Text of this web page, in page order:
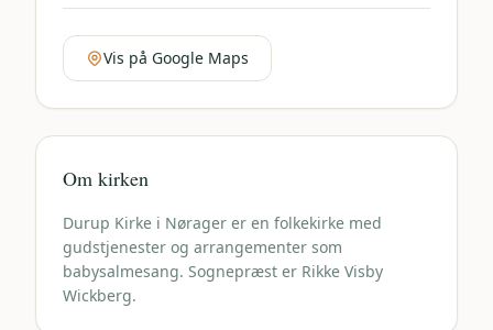
Vis på Google Maps
Om kirken
Durup Kirke i Nørager er en folkekirke med
gudstjenester og arrangementer som
babysalmesang. Sognepræst er Rikke Visby
Wickberg.